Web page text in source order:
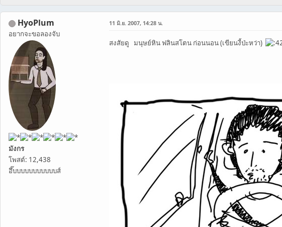
HyoPlum
อยากจะขอลองจับ
มังกร
โพสต์: 12,438
อึ๊บบบบบบบบบบบส์
11 มิ.ย. 2007, 14:28 น.
สงสัยดู มนุษย์หิน ฟลินสโตน ก่อนนอน (เขียนงี้ป่ะหว่า)